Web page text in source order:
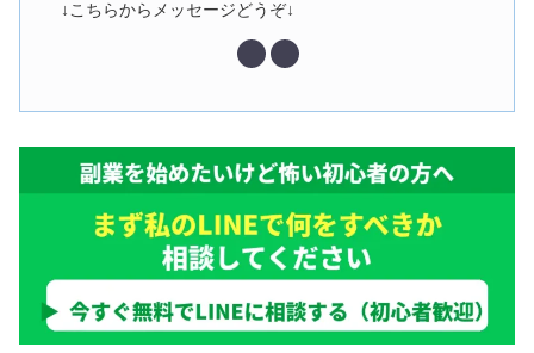
↓こちらからメッセージどうぞ↓